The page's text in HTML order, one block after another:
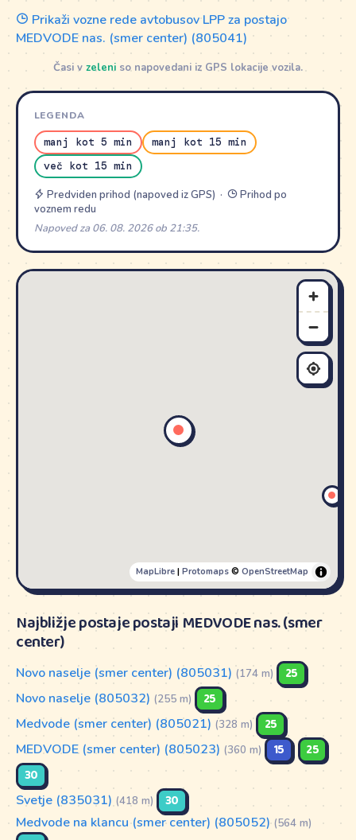
Prikaži vozne rede avtobusov LPP za postajo
MEDVODE nas. (smer center) (805041)
Časi v zeleni so napovedani iz GPS lokacije vozila.
LEGENDA
manj kot 5 min
manj kot 15 min
več kot 15 min
Predviden prihod (napoved iz GPS) ·
Prihod po
voznem redu
Napoved za 06. 08. 2026 ob 21:35.
MapLibre| Protomaps© OpenStreetMap
Najbližje postaje postaji MEDVODE nas. (smer
center)
Novo naselje (smer center) (805031) (174 m) 25
Novo naselje (805032) (255 m) 25
Medvode (smer center) (805021) (328 m) 25
MEDVODE (smer center) (805023) (360 m) 15
25
30
Svetje (835031) (418 m) 30
Medvode na klancu (smer center) (805052) (564 m)